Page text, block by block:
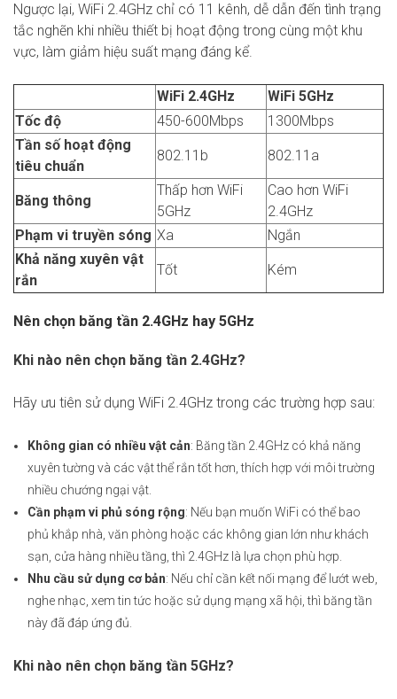
Ngược lại, WiFi 2.4GHz chỉ có 11 kênh, dễ dẫn đến tình trạng
tắc nghẽn khi nhiều thiết bị hoạt động trong cùng một khu
vực, làm giảm hiệu suất mạng đáng kể.
WiFi 2.4GHz
WiFi 5GHz
Tốc độ
450-600Mbps
1300Mbps
Tần số hoạt động
tiêu chuẩn
802.11b 802.11a
Băng thông
Thấp hơn WiFi
5GHz
Cao hơn WiFi
2.4GHz
Phạm vi truyền sóng Xa
Ngắn
Khả năng xuyên vật
rắn
Tốt Kém
Nên chọn băng tần 2.4GHz hay 5GHz
Khi nào nên chọn băng tần 2.4GHz?
Hãy ưu tiên sử dụng WiFi 2.4GHz trong các trường hợp sau:
Không gian có nhiều vật cản: Băng tần 2.4GHz có khả năng
xuyên tường và các vật thể rắn tốt hơn, thích hợp với môi trường
nhiều chướng ngại vật.
Cần phạm vi phủ sóng rộng: Nếu bạn muốn WiFi có thể bao
phủ khắp nhà, văn phòng hoặc các không gian lớn như khách
sạn, cửa hàng nhiều tầng, thì 2.4GHz là lựa chọn phù hợp.
Nhu cầu sử dụng cơ bản: Nếu chỉ cần kết nối mạng để lướt web,
nghe nhạc, xem tin tức hoặc sử dụng mạng xã hội, thì băng tần
này đã đáp ứng đủ.
Khi nào nên chọn băng tần 5GHz?